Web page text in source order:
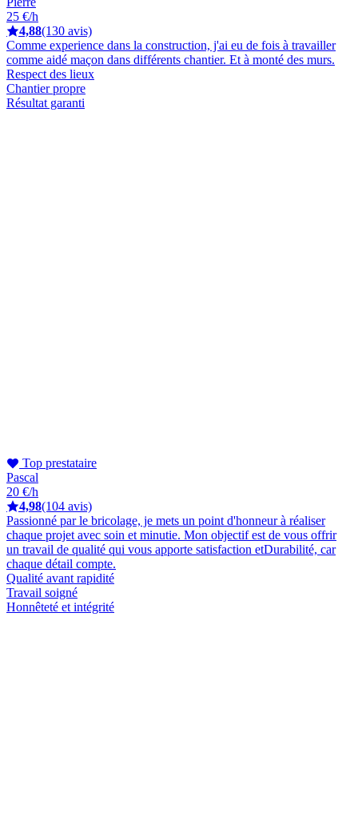
25 €/h
4,88(130 avis)
Comme experience dans la construction, j'ai eu de fois à travailler
comme aidé maçon dans différents chantier. Et à monté des murs.
Respect des lieux
Chantier propre
Résultat garanti
Top prestataire
Pascal
20 €/h
4,98(104 avis)
Passionné par le bricolage, je mets un point d'honneur à réaliser
chaque projet avec soin et minutie. Mon objectif est de vous offrir
un travail de qualité qui vous apporte satisfaction etDurabilité, car
chaque détail compte.
Qualité avant rapidité
Travail soigné
Honnêteté et intégrité